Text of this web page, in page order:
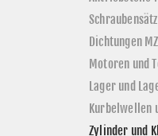
Dichtungen MZ
Motoren und
Lager und
Kurbelwellen
Zylinder und